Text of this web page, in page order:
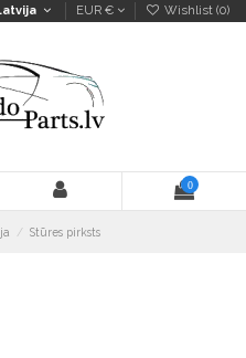
EUR € Wishlist (0)
0
Stūres pirksts